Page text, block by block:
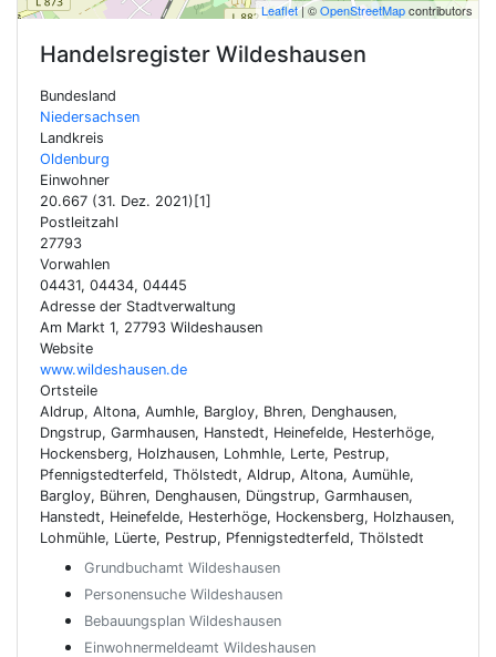
Leaflet| ©OpenStreetMapcontributors
Handelsregister Wildeshausen
Bundesland
Niedersachsen
Landkreis
Oldenburg
Einwohner
20.667 (31. Dez. 2021)[1]
Postleitzahl
27793
Vorwahlen
04431, 04434, 04445
Adresse der Stadtverwaltung
Am Markt 1, 27793 Wildeshausen
Website
www.wildeshausen.de
Ortsteile
Aldrup, Altona, Aumhle, Bargloy, Bhren, Denghausen,
Dngstrup, Garmhausen, Hanstedt, Heinefelde, Hesterhöge,
Hockensberg, Holzhausen, Lohmhle, Lerte, Pestrup,
Pfennigstedterfeld, Thölstedt, Aldrup, Altona, Aumühle,
Bargloy, Bühren, Denghausen, Düngstrup, Garmhausen,
Hanstedt, Heinefelde, Hesterhöge, Hockensberg, Holzhausen,
Lohmühle, Lüerte, Pestrup, Pfennigstedterfeld, Thölstedt
Grundbuchamt Wildeshausen
Personensuche Wildeshausen
Bebauungsplan Wildeshausen
Einwohnermeldeamt Wildeshausen